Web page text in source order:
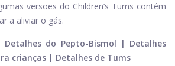
versões do Children’s Tums contém
a aliviar o gás.
Detalhes do Pepto-Bismol | Detalhes
crianças | Detalhes de Tums